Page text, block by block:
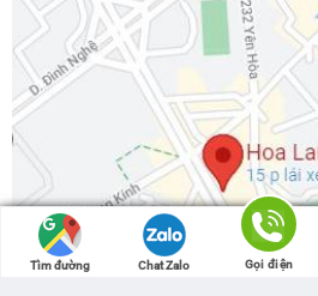
Tìm đường Chat Zalo Gọi điện
Tìm đường Chat Zalo Gọi điện